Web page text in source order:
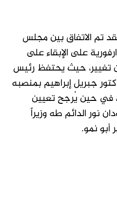
تم الاتفاق بين مجلس
على الإبقاء على
تغيير، حيث يحتفظ رئيس
جبريل إبراهيم بمنصبه
في حين يُرجح تعيين
نور الدائم طه وزيراً
أبو نمو.